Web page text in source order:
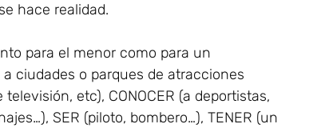
hace realidad.
para el menor como para un
ciudades o parques de atracciones
etc), CONOCER (a deportistas,
SER (piloto, bombero…), TENER (un